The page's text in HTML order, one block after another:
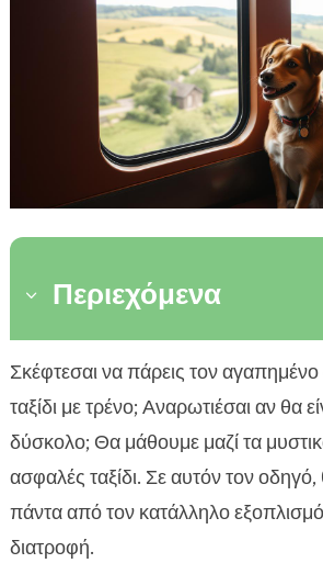
3 Περιεχόμενα
 Προετοιμασία για το ταξίδι με
 Κανονισμοί μεταφοράς ζώων
 Ασφάλεια σκύλου σε τρένο
 Συμβουλές ταξιδιού με σκύλο
 Προσαρμογή σκύλου σε ταξίδι
 Επιλογή σωστού εξοπλισμού για
Σκέφτεσαι να πάρεις τον
ταξίδι με τρένο; Αναρωτιέσαι αν θα
δύσκολο; Θα μάθουμε μαζί τα
ασφαλές ταξίδι. Σε αυτόν τον
πάντα από τον κατάλληλο
διατροφή.